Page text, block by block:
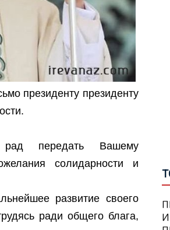
президенту президенту
передать Вашему
солидарности и
развитие своего
ради общего блага,